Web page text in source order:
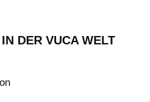
DER VUCA WELT